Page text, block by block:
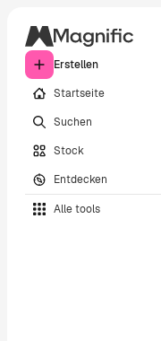
Erstellen
Startseite
Suchen
Stock
Entdecken
Alle tools